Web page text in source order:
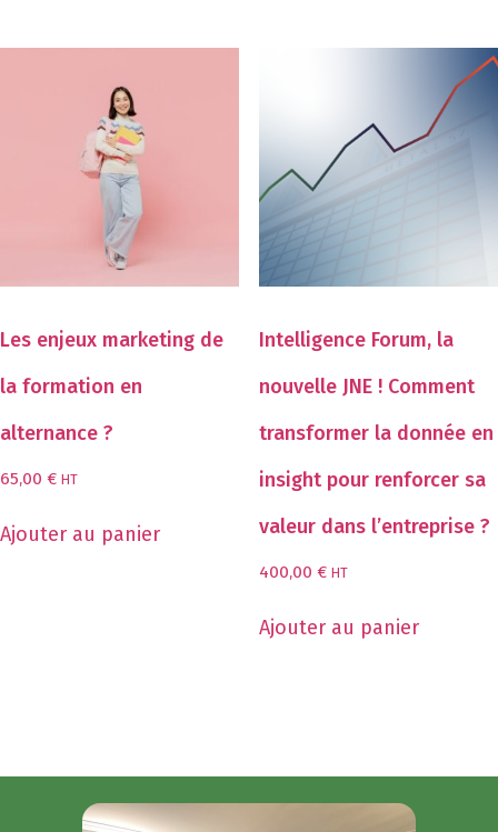
Les enjeux marketing de
la formation en
alternance ?
65,00 € HT
Ajouter au panier
Intelligence Forum, la
nouvelle JNE ! Comment
transformer la donnée en
insight pour renforcer sa
valeur dans l’entreprise ?
400,00 € HT
Ajouter au panier